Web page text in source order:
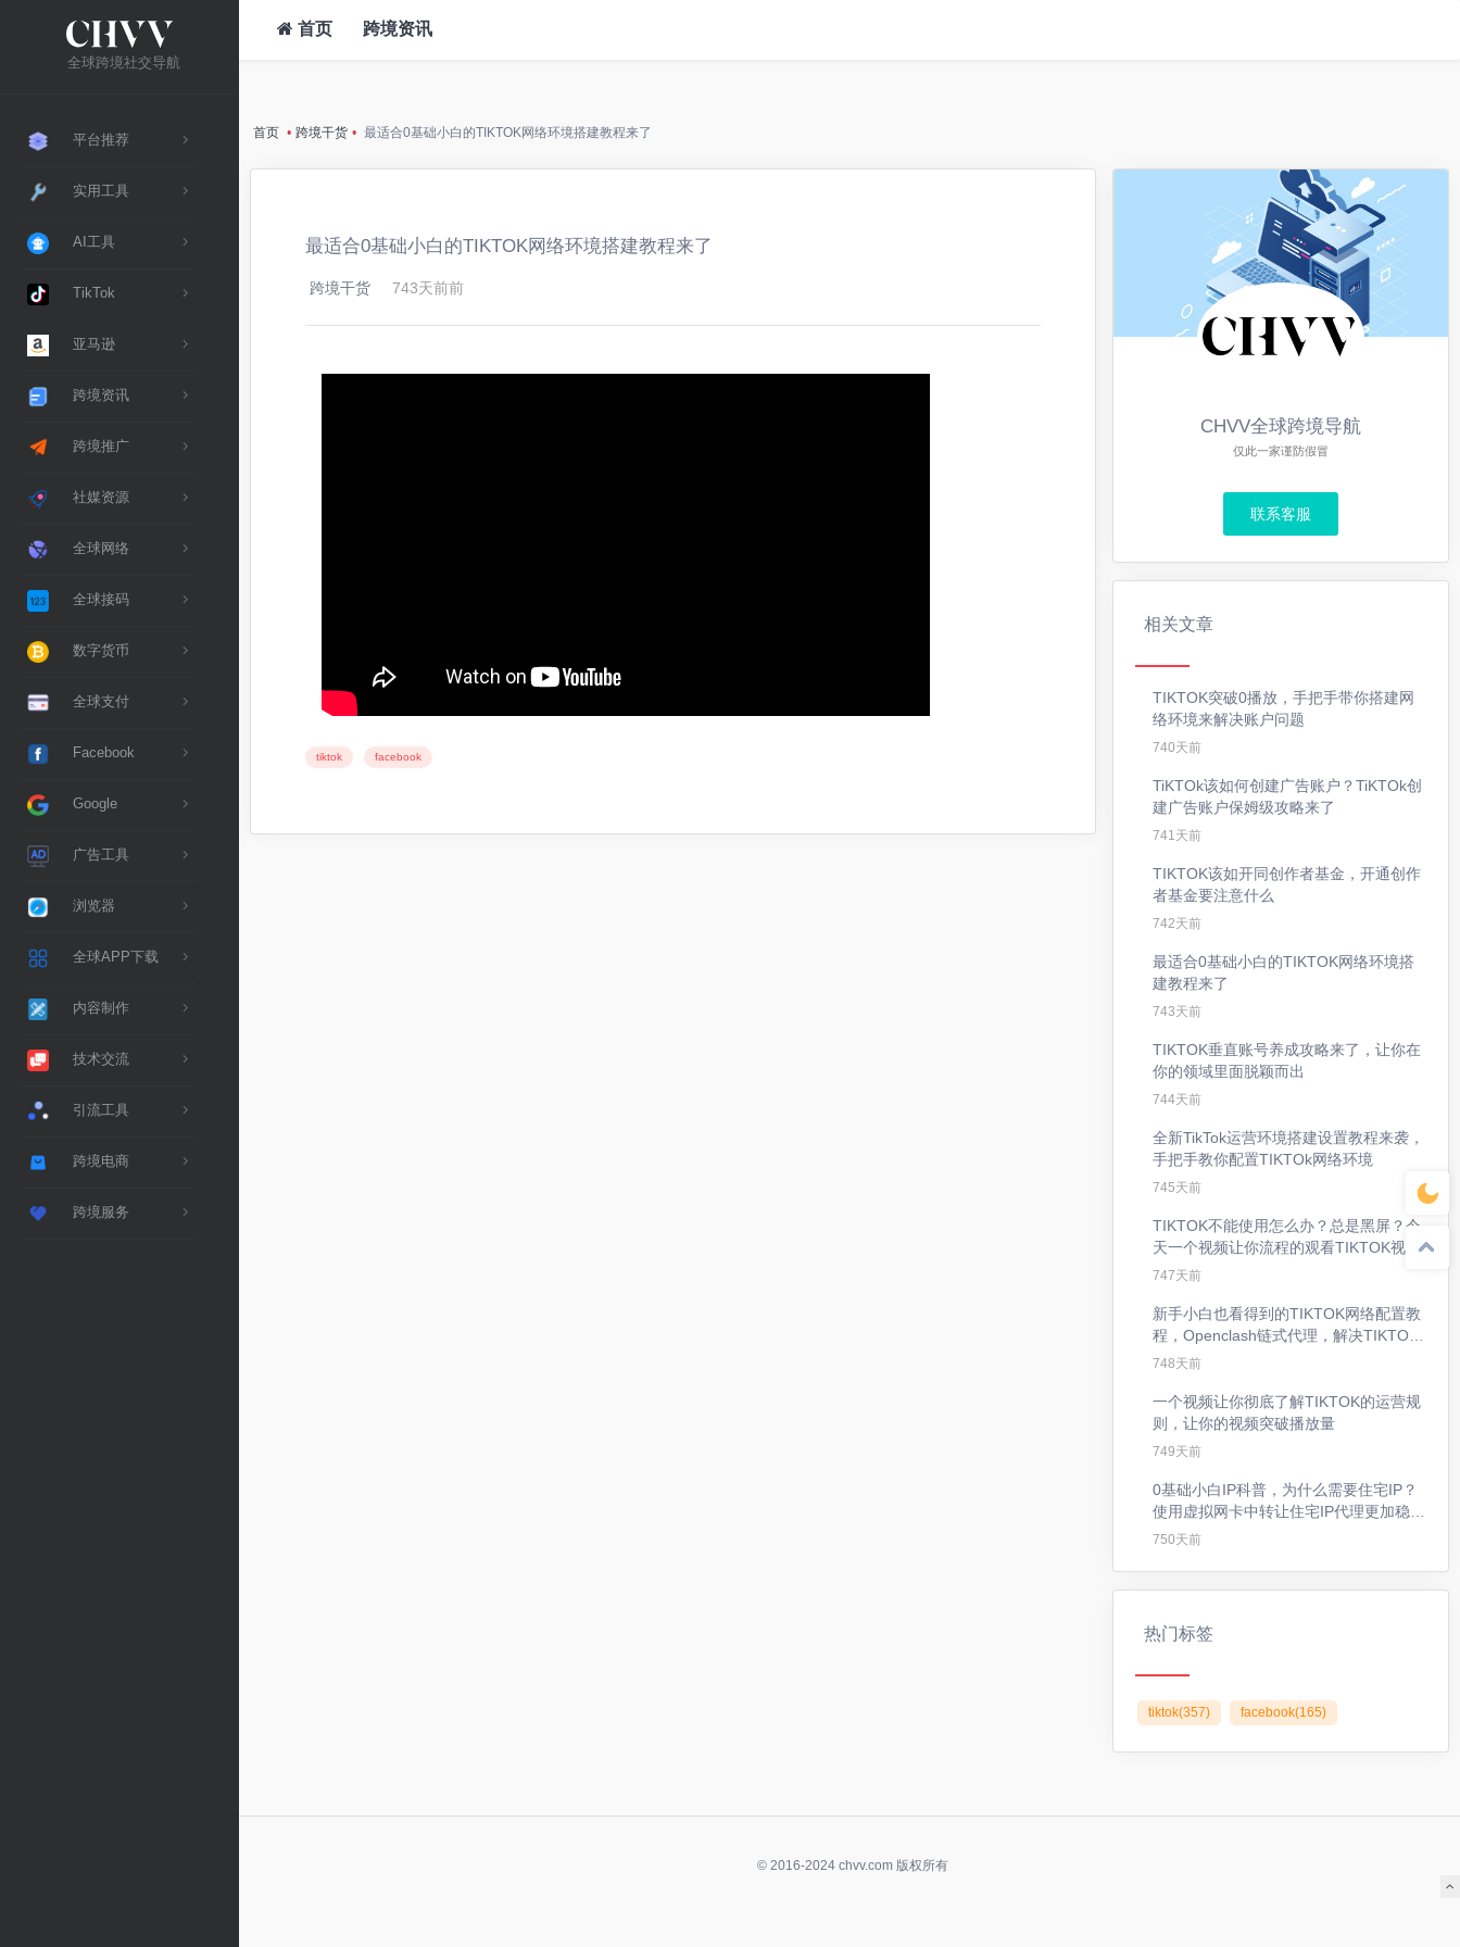
全球跨境社交导航
平台推荐
实用工具
AI工具
TikTok
亚马逊
跨境资讯
跨境推广
社媒资源
全球网络
全球接码
数字货币
全球支付
Facebook
Google
广告工具
浏览器
全球APP下载
内容制作
技术交流
引流工具
跨境电商
跨境服务
首页 跨境资讯
首页 • 跨境干货 • 最适合0基础小白的TIKTOK网络环境搭建教程来了
最适合0基础小白的TIKTOK网络环境搭建教程来了
跨境干货 743天前前
tiktok facebook
CHVV全球跨境导航
仅此一家谨防假冒
联系客服
相关文章
TIKTOK突破0播放，手把手带你搭建网
络环境来解决账户问题
740天前
TiKTOk该如何创建广告账户？TiKTOk创
建广告账户保姆级攻略来了
741天前
TIKTOK该如开同创作者基金，开通创作
者基金要注意什么
742天前
最适合0基础小白的TIKTOK网络环境搭
建教程来了
743天前
TIKTOK垂直账号养成攻略来了，让你在
你的领域里面脱颖而出
744天前
全新TikTok运营环境搭建设置教程来袭，
手把手教你配置TIKTOk网络环境
745天前
TIKTOK不能使用怎么办？总是黑屏？今
天一个视频让你流程的观看TIKTOK视频|
手把手教会你手机端下载旧版TIKTOK
747天前
新手小白也看得到的TIKTOK网络配置教
程，Openclash链式代理，解决TIKTOK
流量问题
748天前
一个视频让你彻底了解TIKTOK的运营规
则，让你的视频突破播放量
749天前
0基础小白IP科普，为什么需要住宅IP？
使用虚拟网卡中转让住宅IP代理更加稳
定，让你更流畅的使用住宅IP
750天前
热门标签
tiktok(357) facebook(165)
© 2016-2024 chvv.com 版权所有